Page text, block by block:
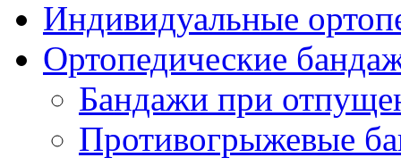
Индивидуальные
Ортопедические
Бандажи при
Противогрыжевые